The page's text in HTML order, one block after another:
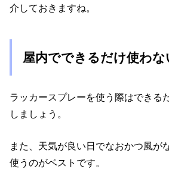
介しておきますね。
屋内でできるだけ使わな
ラッカースプレーを使う際はできる
しましょう。
また、天気が良い日でなおかつ風が
使うのがベストです。